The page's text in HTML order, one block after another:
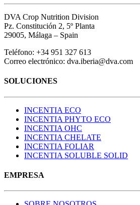
DVA Crop Nutrition Division
Pz. Constitución 2, 5º Planta
29005, Málaga – Spain
Teléfono: +34 951 327 613
Correo electrónico: dva.iberia@dva.com
SOLUCIONES
INCENTIA ECO
INCENTIA PHYTO ECO
INCENTIA OHC
INCENTIA CHELATE
INCENTIA FOLIAR
INCENTIA SOLUBLE SOLID
EMPRESA